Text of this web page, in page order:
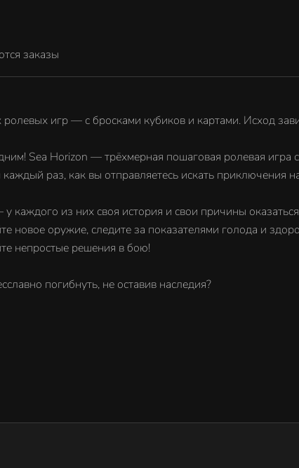
заказы
игр — с бросками кубиков и картами. Исход
Sea Horizon — трёхмерная пошаговая ролевая игра
раз, как вы отправляетесь искать приключения
каждого из них своя история и свои причины
новое оружие, следите за показателями голода и
непростые решения в бою!
погибнуть, не оставив наследия?